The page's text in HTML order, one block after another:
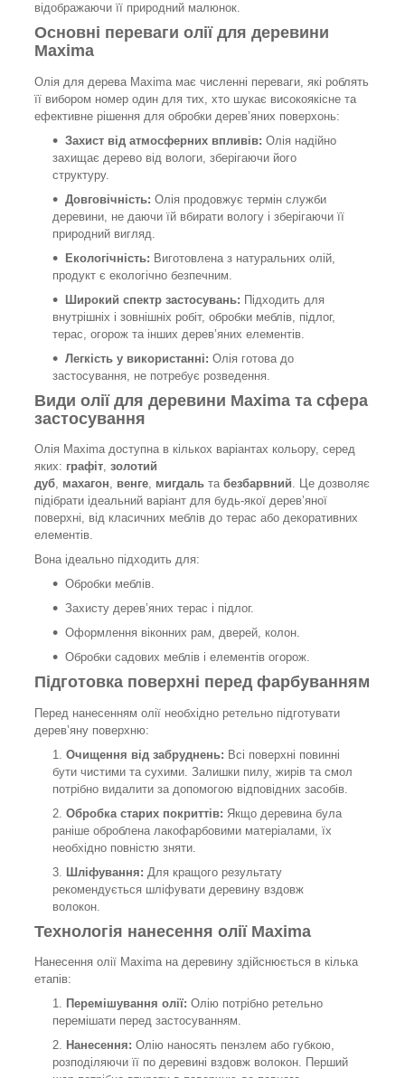
відображаючи її природний малюнок.
Основні переваги олії для деревини
Maxima
Олія для дерева Maxima має численні переваги, які роблять
її вибором номер один для тих, хто шукає високоякісне та
ефективне рішення для обробки дерев’яних поверхонь:
Захист від атмосферних впливів: Олія надійно
захищає дерево від вологи, зберігаючи його
структуру.
Довговічність: Олія продовжує термін служби
деревини, не даючи їй вбирати вологу і зберігаючи її
природний вигляд.
Екологічність: Виготовлена з натуральних олій,
продукт є екологічно безпечним.
Широкий спектр застосувань: Підходить для
внутрішніх і зовнішніх робіт, обробки меблів, підлог,
терас, огорож та інших дерев’яних елементів.
Легкість у використанні: Олія готова до
застосування, не потребує розведення.
Види олії для деревини Maxima та сфера
застосування
Олія Maxima доступна в кількох варіантах кольору, серед
яких: графіт, золотий
дуб, махагон, венге, мигдаль та безбарвний. Це дозволяє
підібрати ідеальний варіант для будь-якої дерев’яної
поверхні, від класичних меблів до терас або декоративних
елементів.
Вона ідеально підходить для:
Обробки меблів.
Захисту дерев’яних терас і підлог.
Оформлення віконних рам, дверей, колон.
Обробки садових меблів і елементів огорож.
Підготовка поверхні перед фарбуванням
Перед нанесенням олії необхідно ретельно підготувати
дерев’яну поверхню:
Очищення від забруднень: Всі поверхні повинні
бути чистими та сухими. Залишки пилу, жирів та смол
потрібно видалити за допомогою відповідних засобів.
Обробка старих покриттів: Якщо деревина була
раніше оброблена лакофарбовими матеріалами, їх
необхідно повністю зняти.
Шліфування: Для кращого результату
рекомендується шліфувати деревину вздовж
волокон.
Технологія нанесення олії Maxima
Нанесення олії Maxima на деревину здійснюється в кілька
етапів:
Перемішування олії: Олію потрібно ретельно
перемішати перед застосуванням.
Нанесення: Олію наносять пензлем або губкою,
розподіляючи її по деревині вздовж волокон. Перший